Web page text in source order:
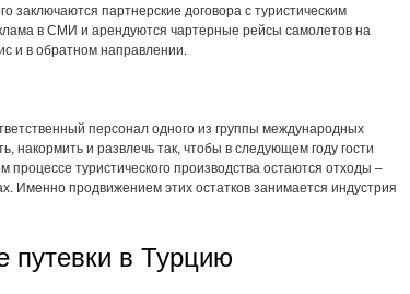
заключаются партнерские договора с туристическим
в СМИ и арендуются чартерные рейсы самолетов на
и в обратном направлении.
персонал одного из группы международных
накормить и развлечь так, чтобы в следующем году гости
процессе туристического производства остаются отходы –
Именно продвижением этих остатков занимается индустрия
путевки в Турцию